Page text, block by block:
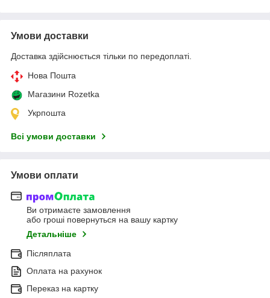
Умови доставки
Доставка здійснюється тільки по передоплаті.
Нова Пошта
Магазини Rozetka
Укрпошта
Всі умови доставки
Умови оплати
Ви отримаєте замовлення
або гроші повернуться на вашу картку
Детальніше
Післяплата
Оплата на рахунок
Переказ на картку